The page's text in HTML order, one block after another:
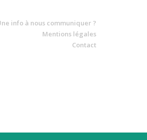
info à nous communiquer ?
Mentions légales
Contact